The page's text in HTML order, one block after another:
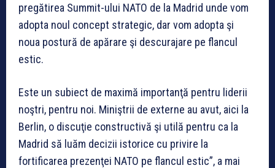
pregătirea Summit-ului NATO de la Madrid unde vom
adopta noul concept strategic, dar vom adopta şi
noua postură de apărare şi descurajare pe flancul
estic.
Este un subiect de maximă importanţă pentru liderii
noştri, pentru noi. Miniştrii de externe au avut, aici la
Berlin, o discuţie constructivă şi utilă pentru ca la
Madrid să luăm decizii istorice cu privire la
fortificarea prezenţei NATO pe flancul estic”, a mai